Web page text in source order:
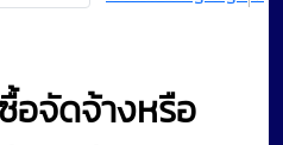
อจัดจ้างหรือ